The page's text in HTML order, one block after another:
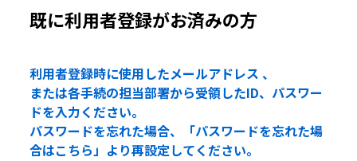
既に利用者登録がお済みの方
利用者登録時に使用したメールアドレス 、
または各手続の担当部署から受領したID、パスワー
ドを入力ください。
パスワードを忘れた場合、「パスワードを忘れた場
合はこちら」より再設定してください。